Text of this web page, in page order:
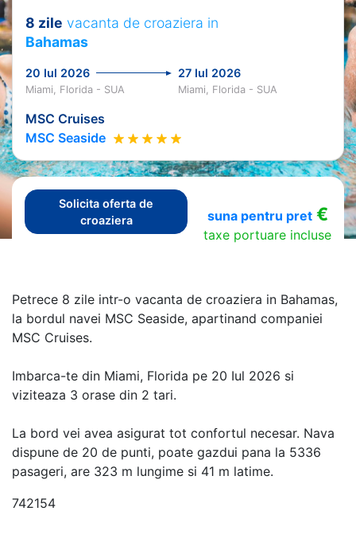
8 zile vacanta de croaziera in
Bahamas
20 Iul 2026 27 Iul 2026
Miami, Florida - SUA Miami, Florida - SUA
MSC Cruises
MSC Seaside
Solicita oferta de
croaziera
suna pentru pret€
taxe portuare incluse
Petrece 8 zile intr-o vacanta de croaziera in Bahamas,
la bordul navei MSC Seaside, apartinand companiei
MSC Cruises.
Imbarca-te din Miami, Florida pe 20 Iul 2026 si
viziteaza 3 orase din 2 tari.
La bord vei avea asigurat tot confortul necesar. Nava
dispune de 20 de punti, poate gazdui pana la 5336
pasageri, are 323 m lungime si 41 m latime.
742154